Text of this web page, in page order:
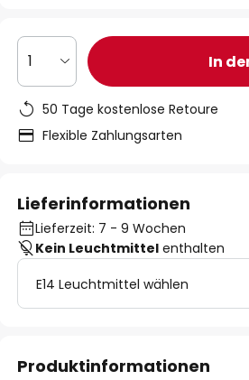
1 In
50 Tage kostenlose Retoure
Flexible Zahlungsarten
Lieferinformationen
Lieferzeit: 7 - 9 Wochen
Kein Leuchtmittel enthalten
E14 Leuchtmittel wählen
Produktinformationen